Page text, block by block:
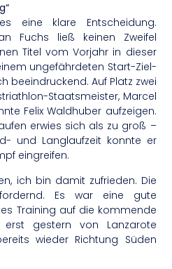
eine klare Entscheidung.
Fuchs ließ keinen Zweifel
Titel vom Vorjahr in dieser
ungefährdeten Start-Ziel-
beeindruckend. Auf Platz zwei
Staatsmeister, Marcel
Felix Waldhuber aufzeigen.
erwies sich als zu groß –
und Langlaufzeit konnte er
eingreifen.
ich bin damit zufrieden. Die
Es war eine gute
Training auf die kommende
erst gestern von Lanzarote
wieder Richtung Süden